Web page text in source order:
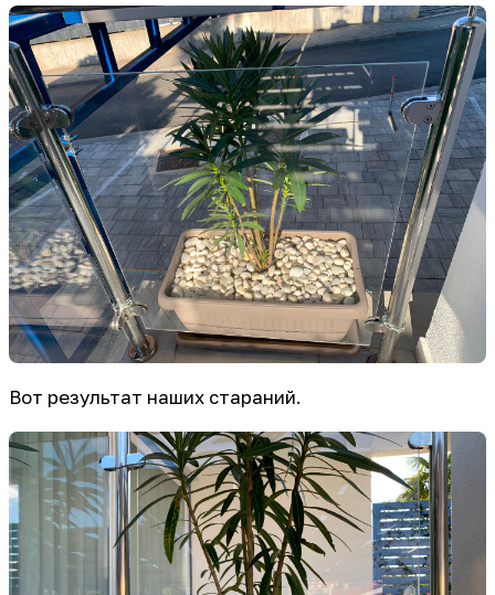
Вот результат наших стараний.